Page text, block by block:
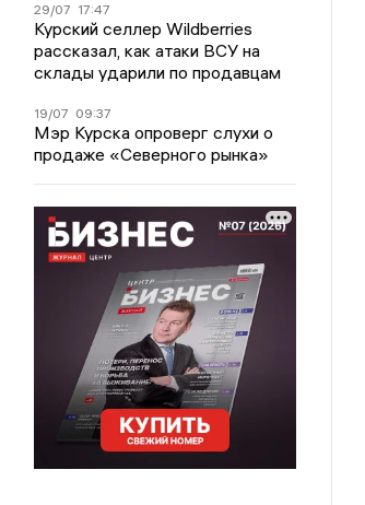
29/07 17:47
Курский селлер Wildberries
рассказал, как атаки ВСУ на
склады ударили по продавцам
19/07 09:37
Мэр Курска опроверг слухи о
продаже «Северного рынка»